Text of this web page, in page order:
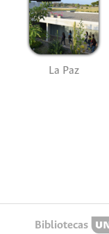
La Paz
Bibliotecas